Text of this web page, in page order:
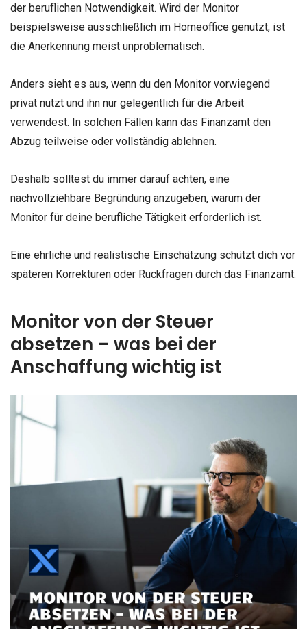
der beruflichen Notwendigkeit. Wird der Monitor
beispielsweise ausschließlich im Homeoffice genutzt, ist
die Anerkennung meist unproblematisch.
Anders sieht es aus, wenn du den Monitor vorwiegend
privat nutzt und ihn nur gelegentlich für die Arbeit
verwendest. In solchen Fällen kann das Finanzamt den
Abzug teilweise oder vollständig ablehnen.
Deshalb solltest du immer darauf achten, eine
nachvollziehbare Begründung anzugeben, warum der
Monitor für deine berufliche Tätigkeit erforderlich ist.
Eine ehrliche und realistische Einschätzung schützt dich vor
späteren Korrekturen oder Rückfragen durch das Finanzamt.
Monitor von der Steuer
absetzen – was bei der
Anschaffung wichtig ist